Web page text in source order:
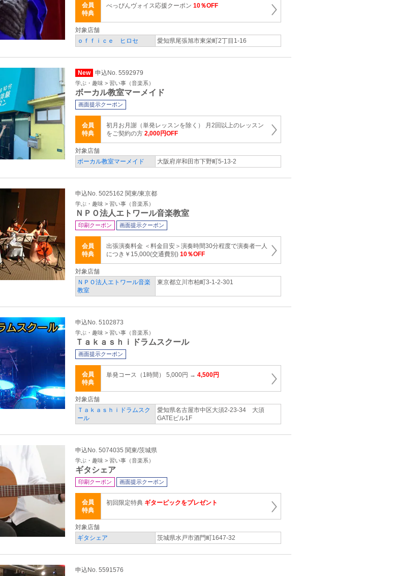
会員
特典
べっぴんヴォイス応援クーポン 10％OFF
対象店舗
ｏｆｆｉｃｅ ヒロセ
愛知県尾張旭市東栄町2丁目1-16
New 申込No. 5592979
学ぶ・趣味 > 習い事（音楽系）
ボーカル教室マーメイド
画面提示クーポン
会員
特典
初月お月謝（単発レッスンを除く） 月2回以上のレッスン
をご契約の方 2,000円OFF
対象店舗
ボーカル教室マーメイド
大阪府岸和田市下野町5-13-2
申込No. 5025162 関東/東京都
学ぶ・趣味 > 習い事（音楽系）
ＮＰＯ法人エトワール音楽教室
印刷クーポン 画面提示クーポン
会員
特典
出張演奏料金 ＜料金目安＞演奏時間30分程度で演奏者一人
につき￥15,000(交通費別) 10％OFF
対象店舗
ＮＰＯ法人エトワール音楽
教室
東京都立川市柏町3-1-2-301
申込No. 5102873
学ぶ・趣味 > 習い事（音楽系）
Ｔａｋａｓｈｉドラムスクール
画面提示クーポン
会員
特典
単発コース（1時間） 5,000円 → 4,500円
対象店舗
Ｔａｋａｓｈｉドラムスク
ール
愛知県名古屋市中区大須2-23-34 大須
GATEビル1F
申込No. 5074035 関東/茨城県
学ぶ・趣味 > 習い事（音楽系）
ギタシェア
印刷クーポン 画面提示クーポン
会員
特典
初回限定特典 ギターピックをプレゼント
対象店舗
ギタシェア
茨城県水戸市酒門町1647-32
申込No. 5591576